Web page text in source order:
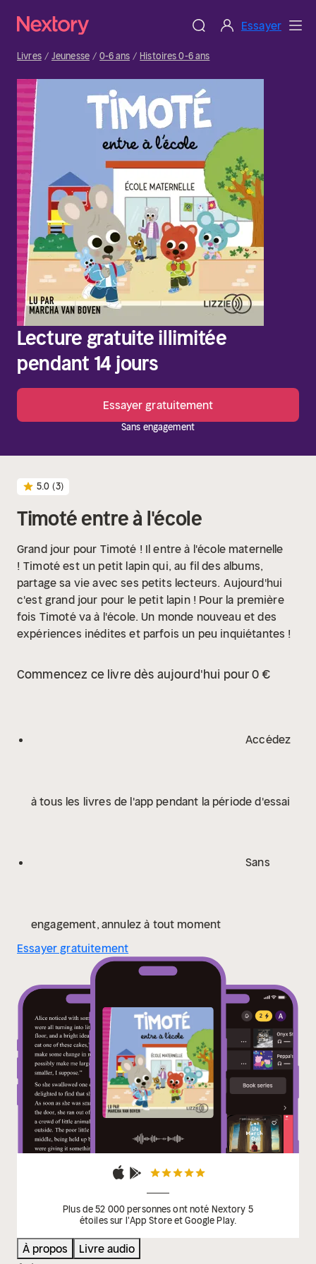
Essayer
Livres Jeunesse 0-6 ans Histoires 0-6 ans
Lecture gratuite illimitée
pendant 14 jours
Essayer gratuitement
Sans engagement
5.0 (3)
Timoté entre à l'école
Grand jour pour Timoté ! Il entre à l'école maternelle
! Timoté est un petit lapin qui, au fil des albums,
partage sa vie avec ses petits lecteurs. Aujourd'hui
c'est grand jour pour le petit lapin ! Pour la première
fois Timoté va à l'école. Un monde nouveau et des
expériences inédites et parfois un peu inquiétantes !
Commencez ce livre dès aujourd'hui pour 0 €
Accédez
à tous les livres de l'app pendant la période d'essai
Sans
engagement, annulez à tout moment
Essayer gratuitement
Plus de 52 000 personnes ont noté Nextory 5
étoiles sur l'App Store et Google Play.
À propos
Livre audio